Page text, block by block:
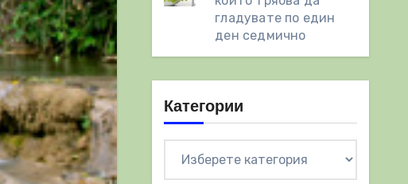
гладувате по един
ден седмично
Категории